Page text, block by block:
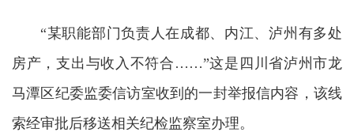
“某职能部门负责人在成都、内江、泸州有多处
房产，支出与收入不符合……”这是四川省泸州市龙
马潭区纪委监委信访室收到的一封举报信内容，该线
索经审批后移送相关纪检监察室办理。